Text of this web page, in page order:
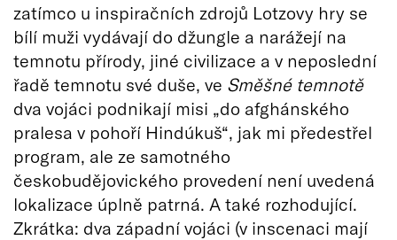
zatímco u inspiračních zdrojů Lotzovy hry se
bílí muži vydávají do džungle a narážejí na
temnotu přírody, jiné civilizace a v neposlední
řadě temnotu své duše, ve Směšné temnotě
dva vojáci podnikají misi „do afghánského
pralesa v pohoří Hindúkuš“, jak mi předestřel
program, ale ze samotného
českobudějovického provedení není uvedená
lokalizace úplně patrná. A také rozhodující.
Zkrátka: dva západní vojáci (v inscenaci mají